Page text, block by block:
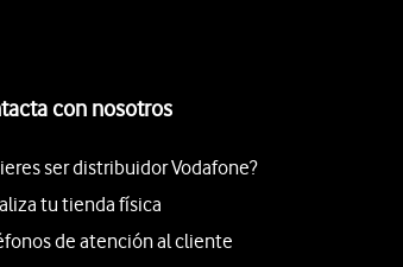
con nosotros
ser distribuidor Vodafone?
tu tienda física
de atención al cliente